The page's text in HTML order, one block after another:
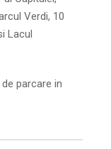
Verdi, 10
Lacul
parcare in